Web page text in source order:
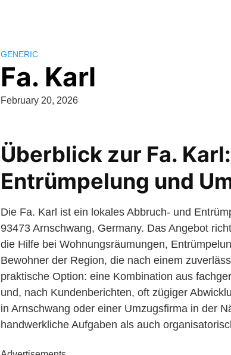
GENERIC
Fa. Karl
February 20, 2026
Überblick zur Fa.
Entrümpelung und
Die Fa. Karl ist ein lokales Abbruch- und
93473 Arnschwang, Germany. Das Angebot
die Hilfe bei Wohnungsräumungen,
Bewohner der Region, die nach einem
praktische Option: eine Kombination aus
und, nach Kundenberichten, oft zügiger
in Arnschwang oder einer Umzugsfirma in der
handwerkliche Aufgaben als auch